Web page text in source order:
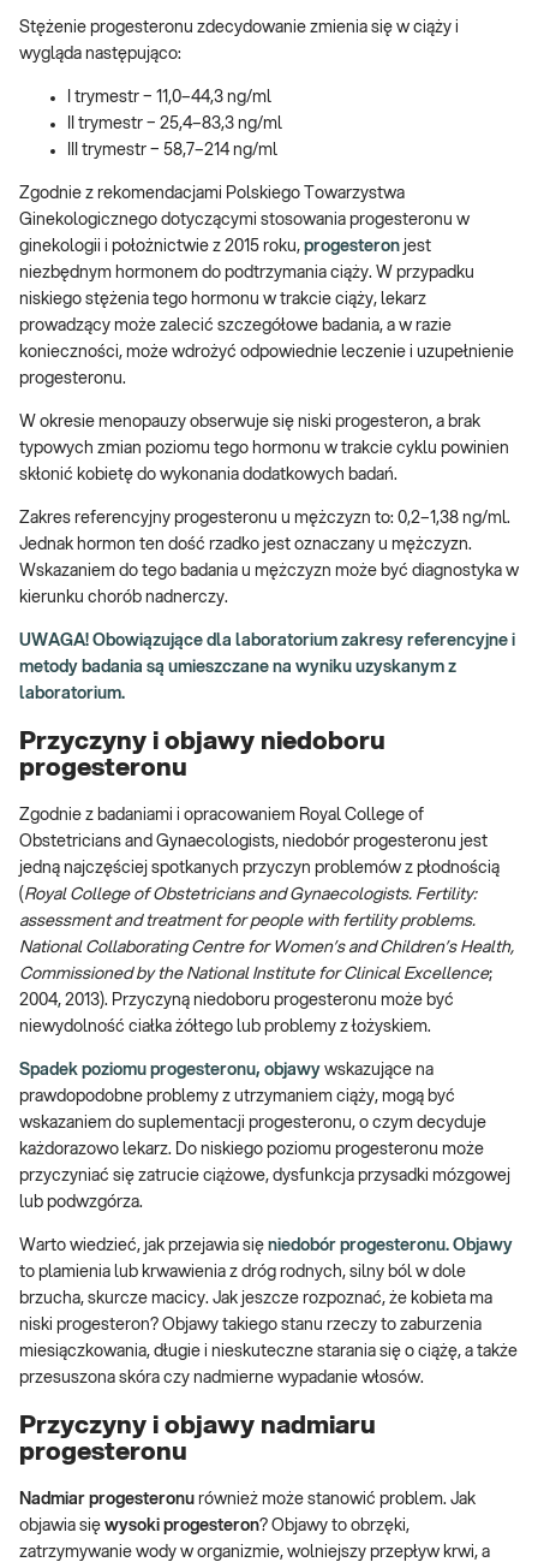
Stężenie progesteronu zdecydowanie zmienia się w ciąży i
wygląda następująco:
I trymestr − 11,0–44,3 ng/ml
II trymestr − 25,4–83,3 ng/ml
III trymestr − 58,7–214 ng/ml
Zgodnie z rekomendacjami Polskiego Towarzystwa
Ginekologicznego dotyczącymi stosowania progesteronu w
ginekologii i położnictwie z 2015 roku, progesteron jest
niezbędnym hormonem do podtrzymania ciąży. W przypadku
niskiego stężenia tego hormonu w trakcie ciąży, lekarz
prowadzący może zalecić szczegółowe badania, a w razie
konieczności, może wdrożyć odpowiednie leczenie i uzupełnienie
progesteronu.
W okresie menopauzy obserwuje się niski progesteron, a brak
typowych zmian poziomu tego hormonu w trakcie cyklu powinien
skłonić kobietę do wykonania dodatkowych badań.
Zakres referencyjny progesteronu u mężczyzn to: 0,2–1,38 ng/ml.
Jednak hormon ten dość rzadko jest oznaczany u mężczyzn.
Wskazaniem do tego badania u mężczyzn może być diagnostyka w
kierunku chorób nadnerczy.
UWAGA! Obowiązujące dla laboratorium zakresy referencyjne i
metody badania są umieszczane na wyniku uzyskanym z
laboratorium.
Przyczyny i objawy niedoboru
progesteronu
Zgodnie z badaniami i opracowaniem Royal College of
Obstetricians and Gynaecologists, niedobór progesteronu jest
jedną najczęściej spotkanych przyczyn problemów z płodnością
( Royal College of Obstetricians and Gynaecologists. Fertility:
assessment and treatment for people with fertility problems.
National Collaborating Centre for Women’s and Children’s Health,
Commissioned by the National Institute for Clinical Excellence;
2004, 2013). Przyczyną niedoboru progesteronu może być
niewydolność ciałka żółtego lub problemy z łożyskiem.
Spadek poziomu progesteronu, objawy wskazujące na
prawdopodobne problemy z utrzymaniem ciąży, mogą być
wskazaniem do suplementacji progesteronu, o czym decyduje
każdorazowo lekarz. Do niskiego poziomu progesteronu może
przyczyniać się zatrucie ciążowe, dysfunkcja przysadki mózgowej
lub podwzgórza.
Warto wiedzieć, jak przejawia się niedobór progesteronu. Objawy
to plamienia lub krwawienia z dróg rodnych, silny ból w dole
brzucha, skurcze macicy. Jak jeszcze rozpoznać, że kobieta ma
niski progesteron? Objawy takiego stanu rzeczy to zaburzenia
miesiączkowania, długie i nieskuteczne starania się o ciążę, a także
przesuszona skóra czy nadmierne wypadanie włosów.
Przyczyny i objawy nadmiaru
progesteronu
Nadmiar progesteronu również może stanowić problem. Jak
objawia się wysoki progesteron? Objawy to obrzęki,
zatrzymywanie wody w organizmie, wolniejszy przepływ krwi, a